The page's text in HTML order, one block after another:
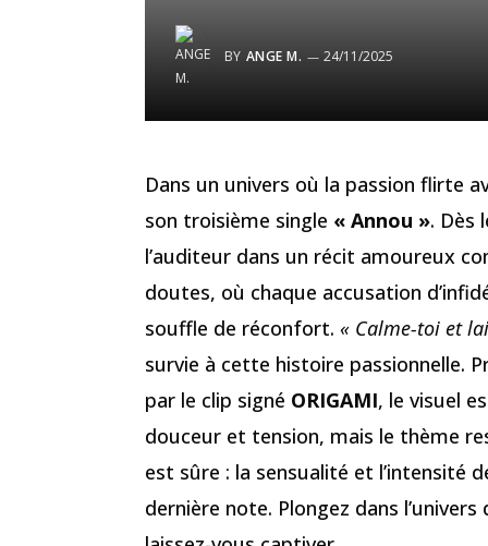
BY ANGE M. 24/11/2025
Dans un univers où la passion flirte
son troisième single « Annou ». Dès
l’auditeur dans un récit amoureux
doutes, où chaque accusation
souffle de réconfort. « Calme-toi et
survie à cette histoire passionnelle.
par le clip signé ORIGAMI, le visuel
douceur et tension, mais le thème
est sûre : la sensualité et l’intensité
dernière note. Plongez dans l’univers